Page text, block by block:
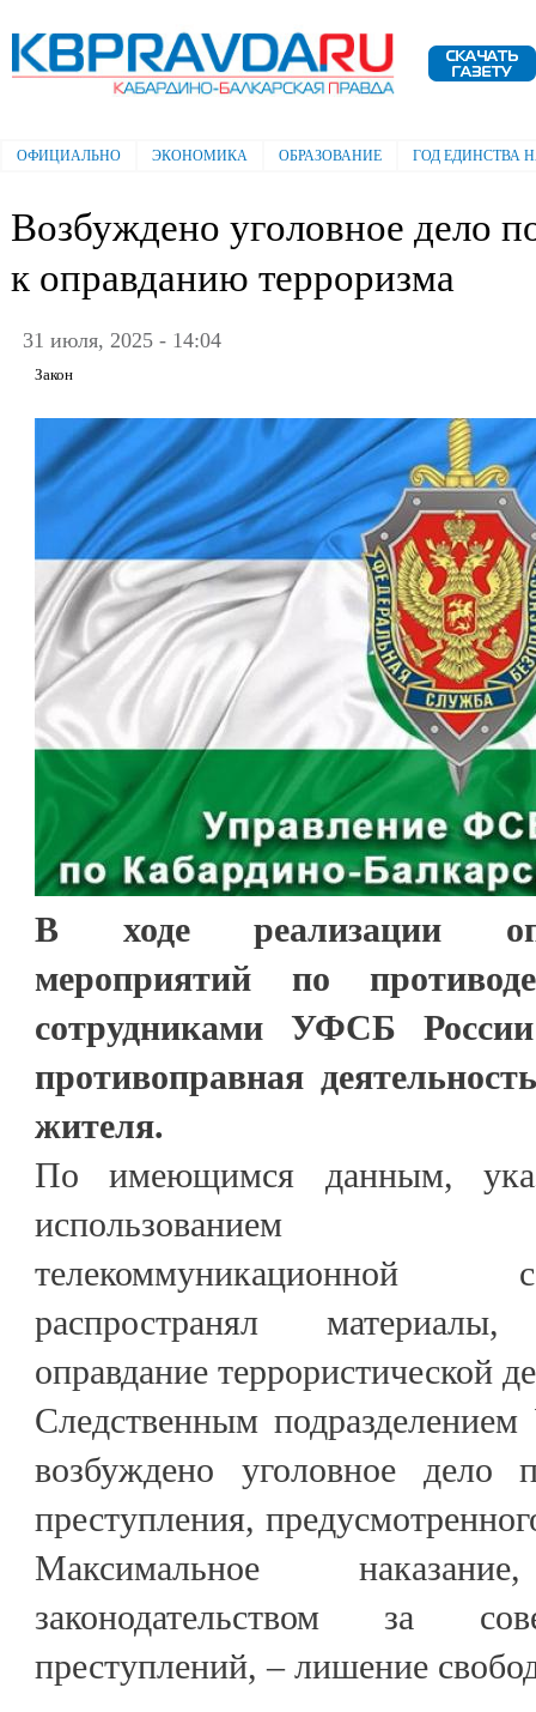
Электронная газета "Кабардино-
Балкарская правда"
Главное меню
ОФИЦИАЛЬНО ЭКОНОМИКА ОБРАЗОВАНИЕ ГОД ЕДИНСТВА
Возбуждено уголовное дело
к оправданию терроризма
31 июля, 2025 - 14:04
Закон
В ходе реализации
мероприятий по
сотрудниками УФСБ
противоправная
жителя.
По имеющимся данным,
использованием
распространял
оправдание террористической
Следственным
возбуждено уголовное дело
преступления,
Максимальное
законодательством за
преступлений, – лишение